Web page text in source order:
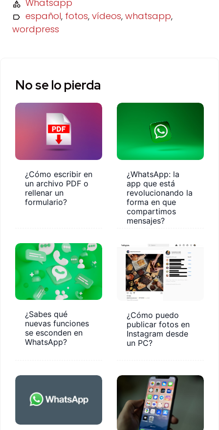
Whatsapp
español, fotos, vídeos, whatsapp,
wordpress
No se lo pierda
¿Cómo escribir en
un archivo PDF o
rellenar un
formulario?
¿WhatsApp: la
app que está
revolucionando la
forma en que
compartimos
mensajes?
¿Sabes qué
nuevas funciones
se esconden en
WhatsApp?
¿Cómo puedo
publicar fotos en
Instagram desde
un PC?